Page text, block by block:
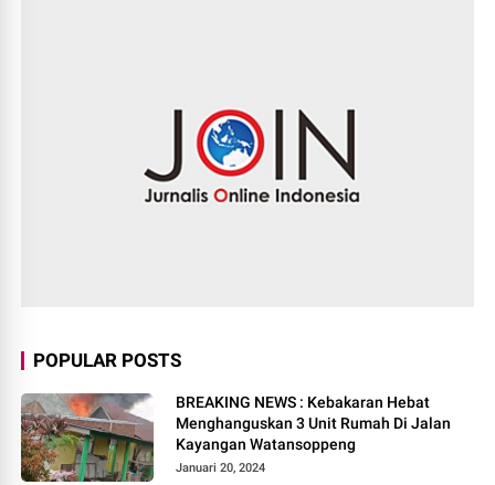
POPULAR POSTS
BREAKING NEWS : Kebakaran Hebat
Menghanguskan 3 Unit Rumah Di Jalan
Kayangan Watansoppeng
Januari 20, 2024